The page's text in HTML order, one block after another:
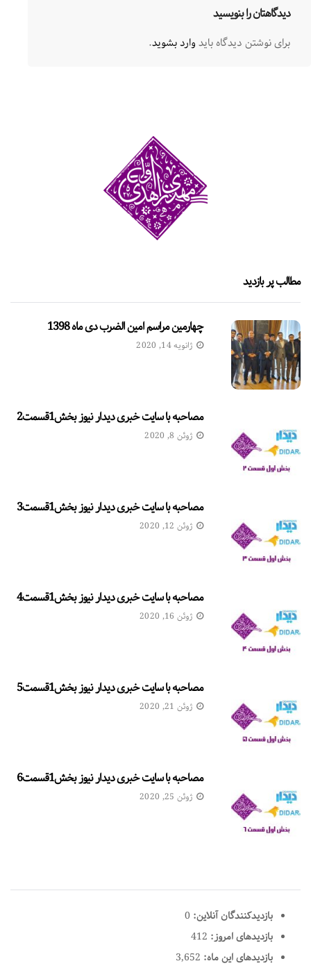
دیدگاهتان را بنویسید
برای نوشتن دیدگاه بایدوارد بشوید.
مطالب پر بازدید
چهارمین مراسم امین الضرب دی ماه 1398
ژانویه 14, 2020
مصاحبه با سایت خبری دیدار نیوز بخش1قسمت2
ژوئن 8, 2020
مصاحبه با سایت خبری دیدار نیوز بخش1قسمت3
ژوئن 12, 2020
مصاحبه با سایت خبری دیدار نیوز بخش1قسمت4
ژوئن 16, 2020
مصاحبه با سایت خبری دیدار نیوز بخش1قسمت5
ژوئن 21, 2020
مصاحبه با سایت خبری دیدار نیوز بخش1قسمت6
ژوئن 25, 2020
بازدیدکنندگان آنلاین: 0
بازدیدهای امروز: 412
بازدیدهای این ماه: 3,652